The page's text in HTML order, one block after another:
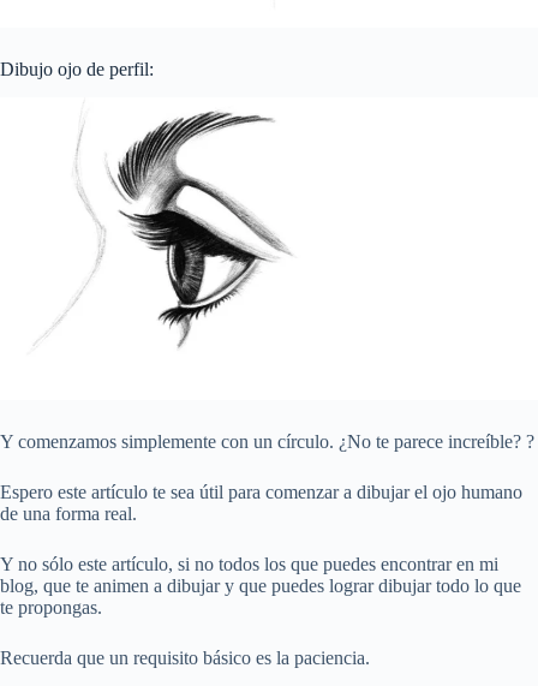
Dibujo ojo de perfil:
Y comenzamos simplemente con un círculo. ¿No te parece increíble? ?
Espero este artículo te sea útil para comenzar a dibujar el ojo humano
de una forma real.
Y no sólo este artículo, si no todos los que puedes encontrar en mi
blog, que te animen a dibujar y que puedes lograr dibujar todo lo que
te propongas.
Recuerda que un requisito básico es la paciencia.